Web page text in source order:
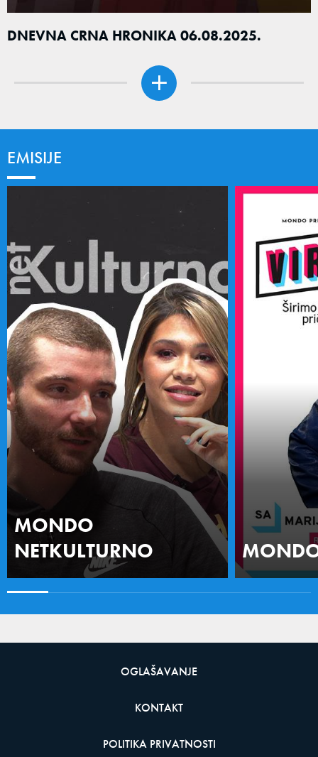
DNEVNA CRNA HRONIKA 06.08.2025.
EMISIJE
MONDO
NETKULTURNO
OGLAŠAVANJE
KONTAKT
POLITIKA PRIVATNOSTI